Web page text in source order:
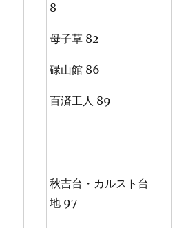
8
母子草 82
碌山館 86
百済工人 89
秋吉台・カルスト台
地 97